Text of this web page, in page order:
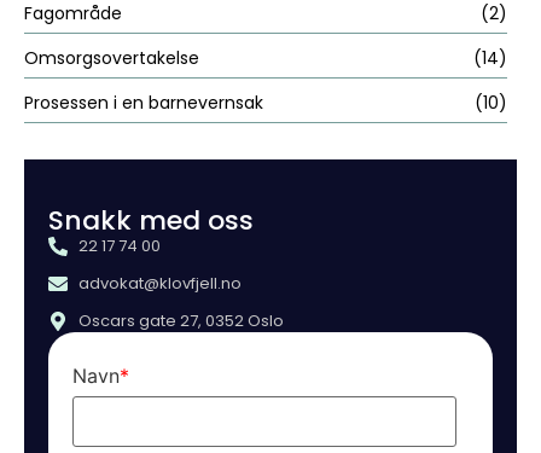
Fagområde
(2)
Omsorgsovertakelse
(14)
Prosessen i en barnevernsak
(10)
Snakk med oss
22 17 74 00
advokat@klovfjell.no
Oscars gate 27, 0352 Oslo
Navn*